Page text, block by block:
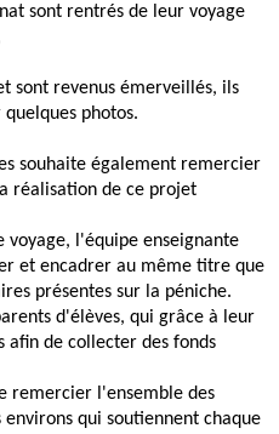
sont rentrés de leur voyage
sont revenus émerveillés, ils
photos.
souhaite également remercier
réalisation de ce projet
voyage, l'équipe enseignante
et encadrer au même titre que
présentes sur la péniche.
d'élèves, qui grâce à leur
afin de collecter des fonds
remercier l'ensemble des
qui soutiennent chaque